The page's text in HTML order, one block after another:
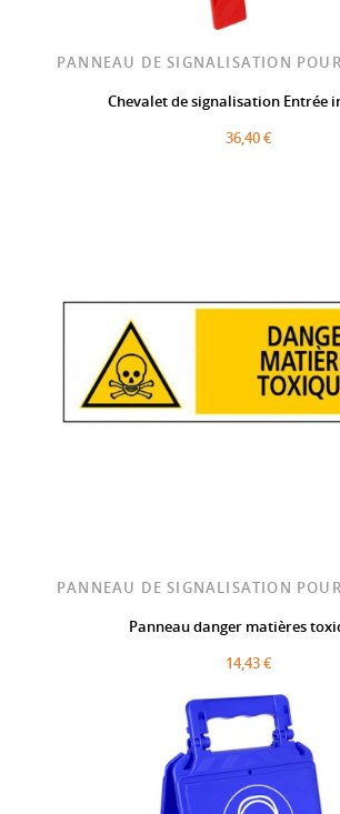
PANNEAU DE SIGNALISATION
Chevalet de signalisation Entrée
36,40 €
PANNEAU DE SIGNALISATION
Panneau danger matières
14,43 €